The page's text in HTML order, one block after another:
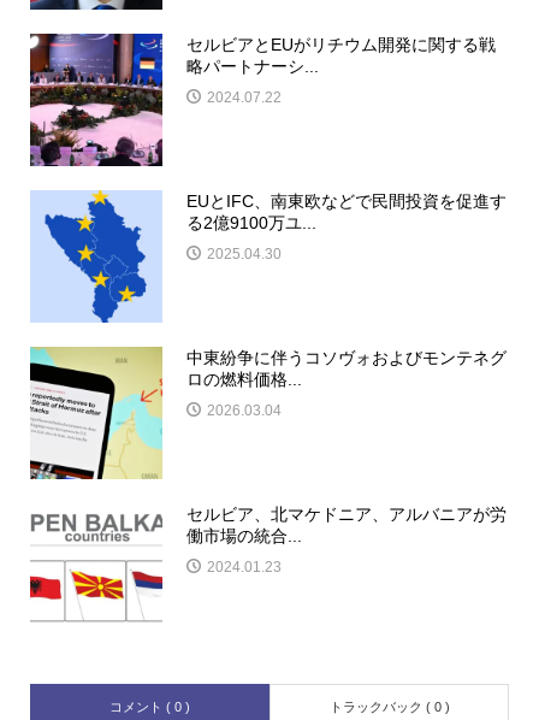
セルビアとEUがリチウム開発に関する戦
略パートナーシ...
2024.07.22
EUとIFC、南東欧などで民間投資を促進す
る2億9100万ユ...
2025.04.30
中東紛争に伴うコソヴォおよびモンテネグ
ロの燃料価格...
2026.03.04
セルビア、北マケドニア、アルバニアが労
働市場の統合...
2024.01.23
コメント ( 0 ) トラックバック ( 0 )